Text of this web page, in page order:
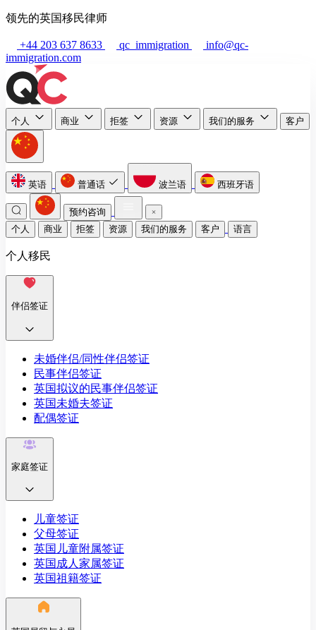
领先的英国移民律师
+44 203 637 8633 qc_immigration
info@qc-
immigration.com
个人 商业 拒签 资源 我们的服务 客户
英语 普通话 波兰语 西班牙语
预约咨询
个人
商业 拒签 资源 我们的服务 客户 语言
个人移民
伴侣签证
未婚伴侣/同性伴侣签证
民事伴侣签证
英国拟议的民事伴侣签证
英国未婚夫签证
配偶签证
家庭签证
儿童签证
父母签证
英国儿童附属签证
英国成人家属签证
英国祖籍签证